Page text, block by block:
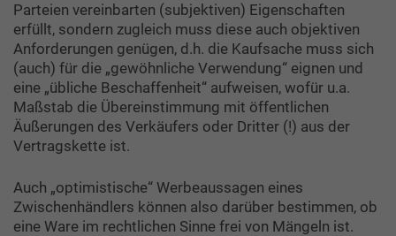
Parteien vereinbarten (subjektiven) Eigenschaften
erfüllt, sondern zugleich muss diese auch objektiven
Anforderungen genügen, d.h. die Kaufsache muss sich
(auch) für die „gewöhnliche Verwendung“ eignen und
eine „übliche Beschaffenheit“ aufweisen, wofür u.a.
Maßstab die Übereinstimmung mit öffentlichen
Äußerungen des Verkäufers oder Dritter (!) aus der
Vertragskette ist.
Auch „optimistische“ Werbeaussagen eines
Zwischenhändlers können also darüber bestimmen, ob
eine Ware im rechtlichen Sinne frei von Mängeln ist.